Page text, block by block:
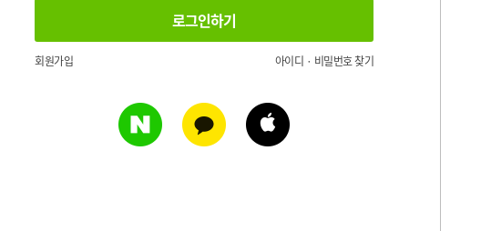
회원가입 아이디 · 비밀번호 찾기